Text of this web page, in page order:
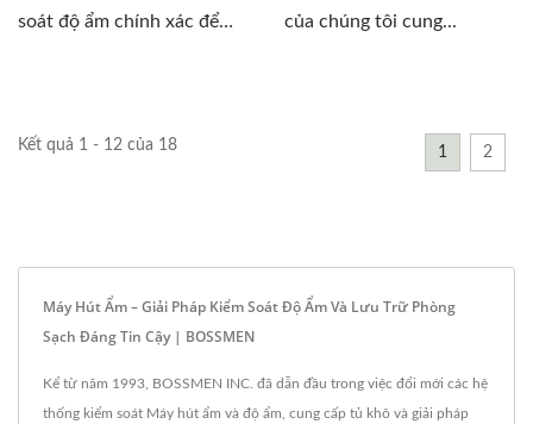
soát độ ẩm chính xác để
của chúng tôi cung...
Kết quả 1 - 12 của 18 1 2
Máy Hút Ẩm – Giải Pháp Kiểm Soát Độ Ẩm Và Lưu Trữ Phòng
Sạch Đáng Tin Cậy | BOSSMEN
Kể từ năm 1993, BOSSMEN INC. đã dẫn đầu trong việc đổi mới các hệ
thống kiểm soát Máy hút ẩm và độ ẩm, cung cấp tủ khô và giải pháp